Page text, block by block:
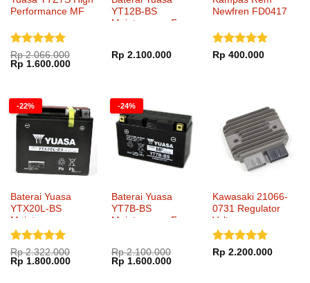
Performance MF
Dinilai5
dari 5
Rp2.066.000
Harga
aslinya
Rp 1.600.000Harga
Rp 1.600.000.
YT12B-BS
Maintenance Free
Rp 2.100.000
Newfren FD0417
Dinilai 5
Rp 400.000
-22%
Baterai Yuasa
YTX20L-BS
Maintenance
Dinilai5
dari 5
Rp2.322.000
Harga
aslinya
Rp 1.800.000Harga
-24%
Baterai Yuasa
YT7B-BS
Maintenance Free
Rp2.100.000
Harga
aslinya
Rp 1.600.000Harga
Kawasaki 21066-
0731 Regulator
Voltage
Dinilai5
Rp 2.200.000